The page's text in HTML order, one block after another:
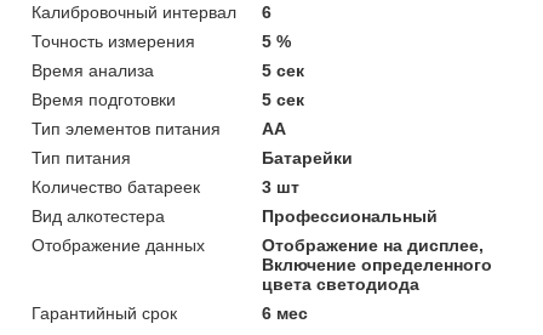
Калибровочный интервал
6
Точность измерения
5 %
Время анализа
5 сек
Время подготовки
5 сек
Тип элементов питания
AA
Тип питания
Батарейки
Количество батареек
3 шт
Вид алкотестера
Профессиональный
Отображение данных
Отображение на дисплее,
Включение определенного
цвета светодиода
Гарантийный срок
6 мес